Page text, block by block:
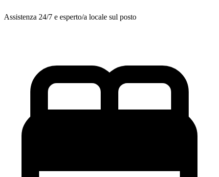
Assistenza 24/7 e esperto/a locale sul posto